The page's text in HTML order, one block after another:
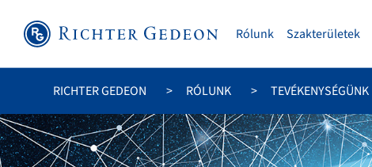
Rólunk Szakterületek
RICHTER GEDEON RÓLUNK TEVÉKENYSÉGÜNK